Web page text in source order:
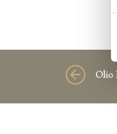
Olio